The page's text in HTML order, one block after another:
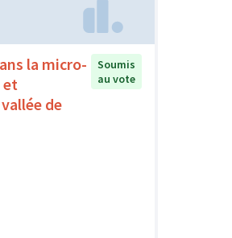
la micro-
et
de
Soumis
au vote